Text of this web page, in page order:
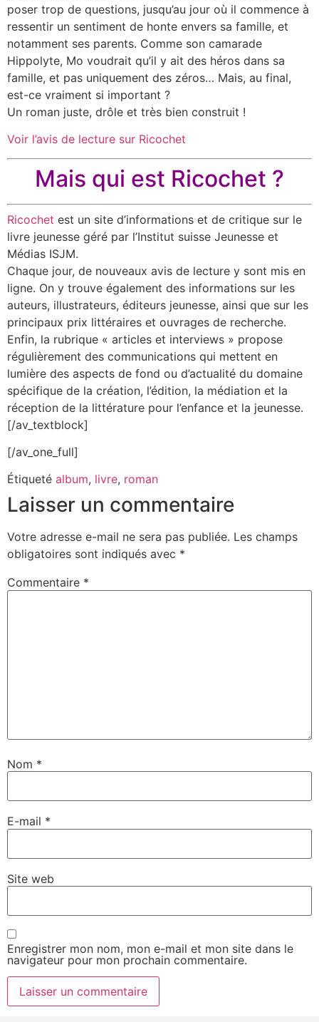
poser trop de questions, jusqu’au jour où il commence à
ressentir un sentiment de honte envers sa famille, et
notamment ses parents. Comme son camarade
Hippolyte, Mo voudrait qu’il y ait des héros dans sa
famille, et pas uniquement des zéros… Mais, au final,
est-ce vraiment si important ?
Un roman juste, drôle et très bien construit !
Voir l’avis de lecture sur Ricochet
Mais qui est Ricochet ?
Ricochet est un site d’informations et de critique sur le
livre jeunesse géré par l’Institut suisse Jeunesse et
Médias ISJM.
Chaque jour, de nouveaux avis de lecture y sont mis en
ligne. On y trouve également des informations sur les
auteurs, illustrateurs, éditeurs jeunesse, ainsi que sur les
principaux prix littéraires et ouvrages de recherche.
Enfin, la rubrique « articles et interviews » propose
régulièrement des communications qui mettent en
lumière des aspects de fond ou d’actualité du domaine
spécifique de la création, l’édition, la médiation et la
réception de la littérature pour l’enfance et la jeunesse.
[/av_textblock]
[/av_one_full]
Étiqueté album, livre, roman
Laisser un commentaire
Votre adresse e-mail ne sera pas publiée. Les champs
obligatoires sont indiqués avec *
Commentaire *
Nom *
E-mail *
Site web
Enregistrer mon nom, mon e-mail et mon site dans le
navigateur pour mon prochain commentaire.